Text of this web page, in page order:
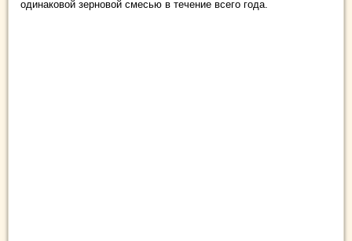
одинаковой зерновой смесью в течение всего года.